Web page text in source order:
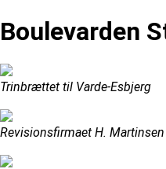
Boulevarden
Trinbrættet til Varde-Esbjerg
Revisionsfirmaet H.